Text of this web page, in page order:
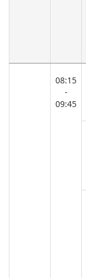
08:15
-
09:45